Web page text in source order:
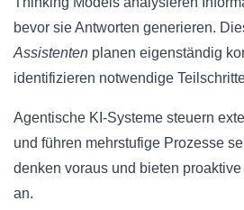
bevor sie Antworten generieren.
Assistenten planen eigenständig
identifizieren notwendige
Agentische KI-Systeme steuern
und führen mehrstufige Prozesse
denken voraus und bieten
an.